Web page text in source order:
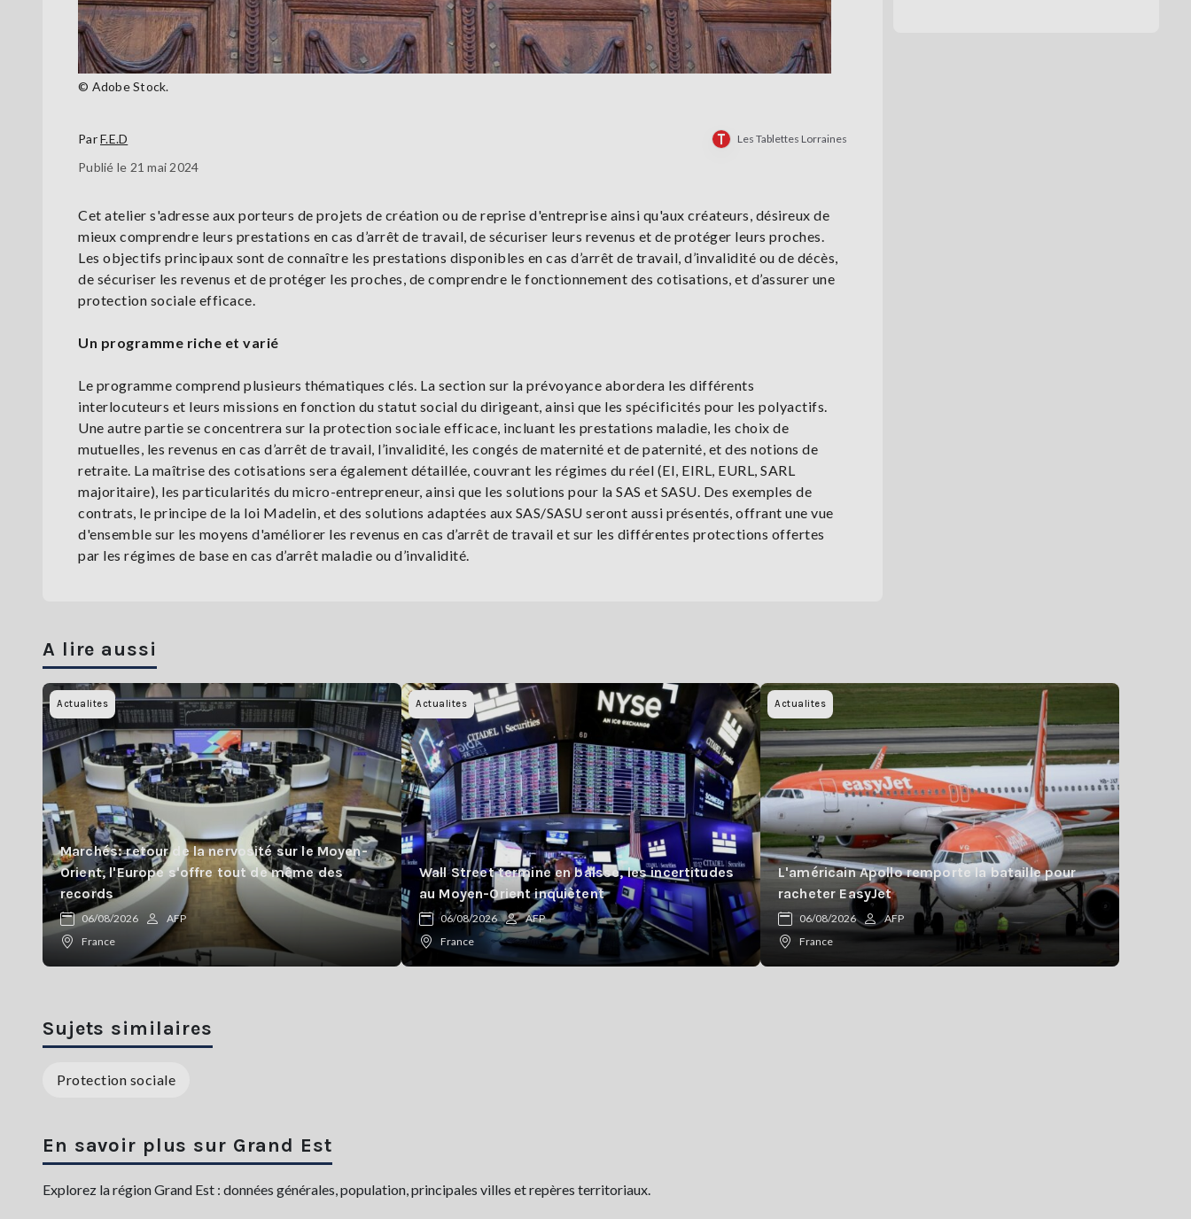
© Adobe Stock.
ParF.E.D Les Tablettes Lorraines
Publié le 21 mai 2024
Cet atelier s'adresse aux porteurs de projets de création ou de reprise d'entreprise ainsi qu'aux créateurs, désireux de
mieux comprendre leurs prestations en cas d’arrêt de travail, de sécuriser leurs revenus et de protéger leurs proches.
Les objectifs principaux sont de connaître les prestations disponibles en cas d’arrêt de travail, d’invalidité ou de décès,
de sécuriser les revenus et de protéger les proches, de comprendre le fonctionnement des cotisations, et d’assurer une
protection sociale efficace.
Un programme riche et varié
Le programme comprend plusieurs thématiques clés. La section sur la prévoyance abordera les différents
interlocuteurs et leurs missions en fonction du statut social du dirigeant, ainsi que les spécificités pour les polyactifs.
Une autre partie se concentrera sur la protection sociale efficace, incluant les prestations maladie, les choix de
mutuelles, les revenus en cas d’arrêt de travail, l’invalidité, les congés de maternité et de paternité, et des notions de
retraite. La maîtrise des cotisations sera également détaillée, couvrant les régimes du réel (EI, EIRL, EURL, SARL
majoritaire), les particularités du micro-entrepreneur, ainsi que les solutions pour la SAS et SASU. Des exemples de
contrats, le principe de la loi Madelin, et des solutions adaptées aux SAS/SASU seront aussi présentés, offrant une vue
d'ensemble sur les moyens d'améliorer les revenus en cas d’arrêt de travail et sur les différentes protections offertes
par les régimes de base en cas d’arrêt maladie ou d’invalidité.
A lire aussi
Actualites
Marchés: retour de la nervosité sur le Moyen-
Orient, l'Europe s'offre tout de même des
records
06/08/2026
AFP
France
Actualites
Wall Street termine en baisse, les incertitudes
au Moyen-Orient inquiètent
06/08/2026
AFP
France
Actualites
L'américain Apollo remporte la bataille pour
racheter EasyJet
06/08/2026
AFP
France
Sujets similaires
Protection sociale
En savoir plus sur Grand Est
Explorez la région Grand Est : données générales, population, principales villes et repères territoriaux.